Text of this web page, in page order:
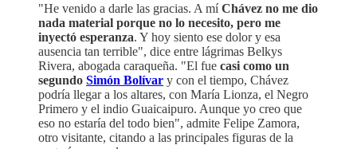
"He venido a darle las gracias. A míChávez no me dio
nada material porque no lo necesito, pero me
inyectó esperanza. Y hoy siento ese dolor y esa
ausencia tan terrible", dice entre lágrimas Belkys
Rivera, abogada caraqueña. "El fue casi como un
segundo Simón Bolívar y con el tiempo, Chávez
podría llegar a los altares, con María Lionza, el Negro
Primero y el indio Guaicaipuro. Aunque yo creo que
eso no estaría del todo bien", admite Felipe Zamora,
otro visitante, citando a las principales figuras de la